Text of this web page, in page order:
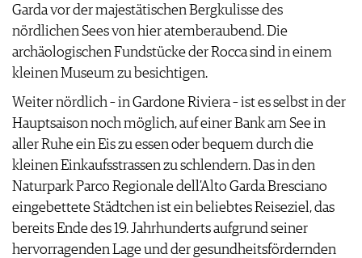
Garda vor der majestätischen Bergkulisse des
nördlichen Sees von hier atemberaubend. Die
archäologischen Fundstücke der Rocca sind in einem
kleinen Museum zu besichtigen.
Weiter nördlich – in Gardone Riviera – ist es selbst in der
Hauptsaison noch möglich, auf einer Bank am See in
aller Ruhe ein Eis zu essen oder bequem durch die
kleinen Einkaufsstrassen zu schlendern. Das in den
Naturpark Parco Regionale dell’Alto Garda Bresciano
eingebettete Städtchen ist ein beliebtes Reiseziel, das
bereits Ende des 19. Jahrhunderts aufgrund seiner
hervorragenden Lage und der gesundheitsfördernden